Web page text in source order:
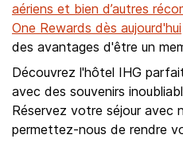
aériens et bien d’autres
One Rewards dès aujourd'hui
des avantages d'être un
Découvrez l'hôtel IHG
avec des souvenirs
Réservez votre séjour avec
permettez-nous de rendre